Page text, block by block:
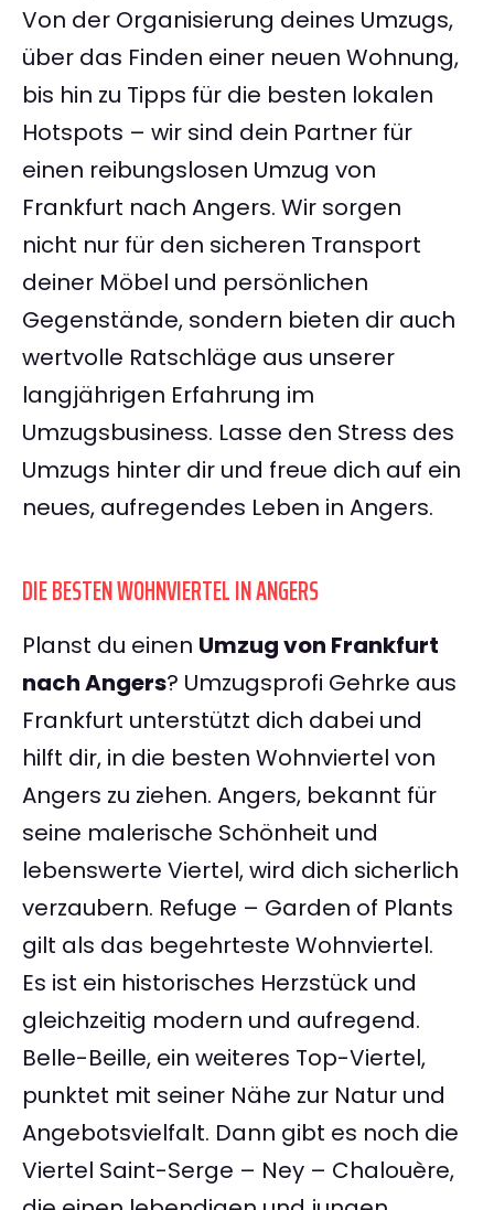
Von der Organisierung deines Umzugs,
über das Finden einer neuen Wohnung,
bis hin zu Tipps für die besten lokalen
Hotspots – wir sind dein Partner für
einen reibungslosen Umzug von
Frankfurt nach Angers. Wir sorgen
nicht nur für den sicheren Transport
deiner Möbel und persönlichen
Gegenstände, sondern bieten dir auch
wertvolle Ratschläge aus unserer
langjährigen Erfahrung im
Umzugsbusiness. Lasse den Stress des
Umzugs hinter dir und freue dich auf ein
neues, aufregendes Leben in Angers.
DIE BESTEN WOHNVIERTEL IN ANGERS
Planst du einen Umzug von Frankfurt
nach Angers? Umzugsprofi Gehrke aus
Frankfurt unterstützt dich dabei und
hilft dir, in die besten Wohnviertel von
Angers zu ziehen. Angers, bekannt für
seine malerische Schönheit und
lebenswerte Viertel, wird dich sicherlich
verzaubern. Refuge – Garden of Plants
gilt als das begehrteste Wohnviertel.
Es ist ein historisches Herzstück und
gleichzeitig modern und aufregend.
Belle-Beille, ein weiteres Top-Viertel,
punktet mit seiner Nähe zur Natur und
Angebotsvielfalt. Dann gibt es noch die
Viertel Saint-Serge – Ney – Chalouère,